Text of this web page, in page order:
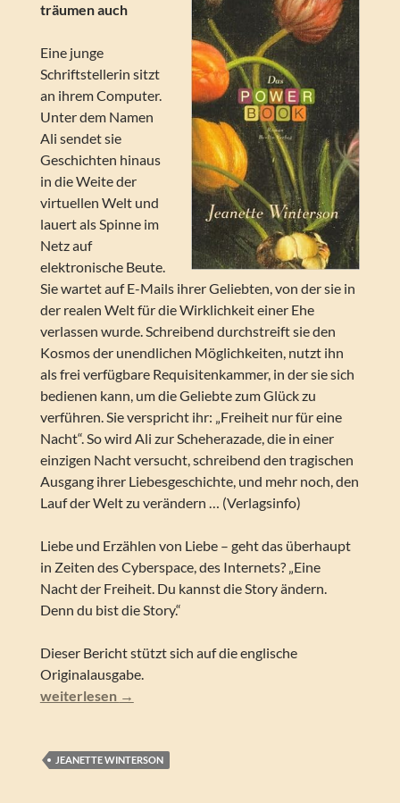
träumen auch
Eine junge
Schriftstellerin sitzt
an ihrem Computer.
Unter dem Namen
Ali sendet sie
Geschichten hinaus
in die Weite der
virtuellen Welt und
lauert als Spinne im
Netz auf
elektronische Beute.
Sie wartet auf E-Mails ihrer Geliebten, von der sie in
der realen Welt für die Wirklichkeit einer Ehe
verlassen wurde. Schreibend durchstreift sie den
Kosmos der unendlichen Möglichkeiten, nutzt ihn
als frei verfügbare Requisitenkammer, in der sie sich
bedienen kann, um die Geliebte zum Glück zu
verführen. Sie verspricht ihr: „Freiheit nur für eine
Nacht“. So wird Ali zur Scheherazade, die in einer
einzigen Nacht versucht, schreibend den tragischen
Ausgang ihrer Liebesgeschichte, und mehr noch, den
Lauf der Welt zu verändern … (Verlagsinfo)
Liebe und Erzählen von Liebe – geht das überhaupt
in Zeiten des Cyberspace, des Internets? „Eine
Nacht der Freiheit. Du kannst die Story ändern.
Denn du bist die Story.“
Dieser Bericht stützt sich auf die englische
Originalausgabe.
Jeanette Winterson – Das PowerBook
weiterlesen →
JEANETTE WINTERSON